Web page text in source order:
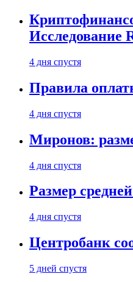
Исследование
4 дня спустя
Правила
4 дня спустя
Миронов:
4 дня спустя
Размер
4 дня спустя
Центробанк
5 дней спустя